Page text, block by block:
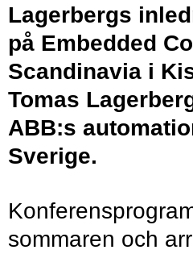
Lagerbergs
på Embedded
Scandinavia i
Tomas
ABB:s
Sverige.
sommaren och